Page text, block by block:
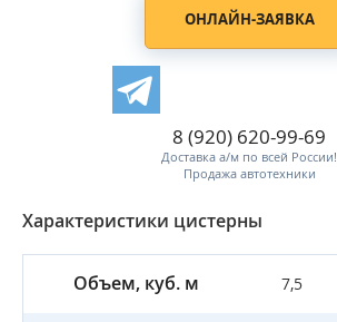
ОНЛАЙН-ЗАЯВКА
8 (920) 620-99-69
Доставка а/м по всей России!
Продажа автотехники
Характеристики цистерны
Объем, куб. м 7,5